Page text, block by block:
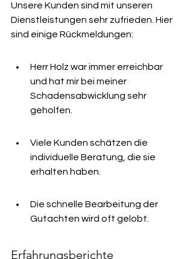
Unsere Kunden sind mit unseren
Dienstleistungen sehr zufrieden. Hier
sind einige Rückmeldungen:
Herr Holz war immer erreichbar
und hat mir bei meiner
Schadensabwicklung sehr
geholfen.
Viele Kunden schätzen die
individuelle Beratung, die sie
erhalten haben.
Die schnelle Bearbeitung der
Gutachten wird oft gelobt.
Erfahrungsberichte